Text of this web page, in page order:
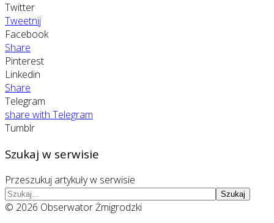
Twitter
Tweetnij
Facebook
Share
Pinterest
Linkedin
Share
Telegram
share with Telegram
Tumblr
Szukaj w serwisie
Przeszukuj artykuły w serwisie
Szukaj
© 2026 Obserwator Żmigrodzki